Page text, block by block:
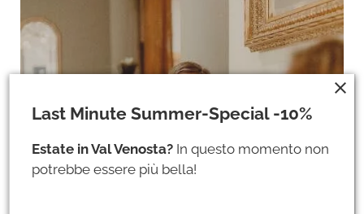
Mmmh ...
Cool in the pool, hot on the top - questo prezzo è il top!
Last Minute Summer-Special -10%
Estate in Val Venosta? In questo momento non
potrebbe essere più bella!
close